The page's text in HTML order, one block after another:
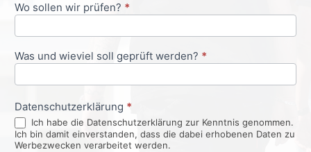
Wo sollen wir prüfen? *
Was und wieviel soll geprüft werden? *
Datenschutzerklärung *
Ich habe die Datenschutzerklärung zur Kenntnis genommen.
Ich bin damit einverstanden, dass die dabei erhobenen Daten zu
Werbezwecken verarbeitet werden.